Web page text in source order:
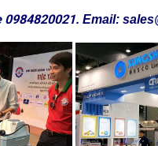
0984820021. Email: